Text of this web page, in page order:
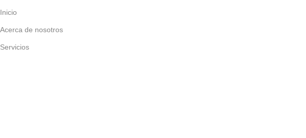
Inicio
Acerca de nosotros
Servicios